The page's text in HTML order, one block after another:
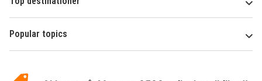
Popular topics
Hotelspecials